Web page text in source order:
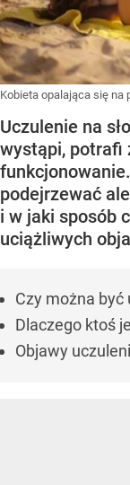
Kobieta opalająca się na
Uczulenie na
wystąpi, potrafi
podejrzewać
i w jaki sposób
uciążliwych
Czy można być
Dlaczego ktoś
Objawy